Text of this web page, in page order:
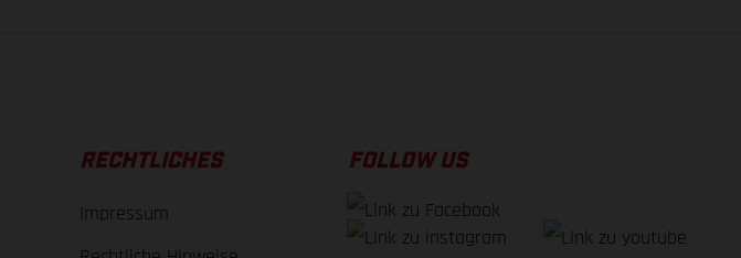
RECHTLICHES
Impressum
FOLLOW US